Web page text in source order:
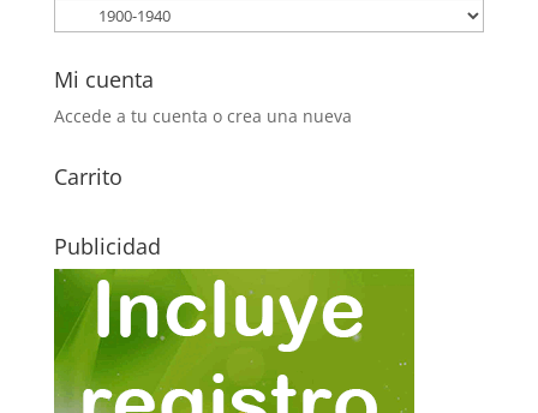
Mi cuenta
Accede a tu cuenta o crea una nueva
Carrito
Publicidad